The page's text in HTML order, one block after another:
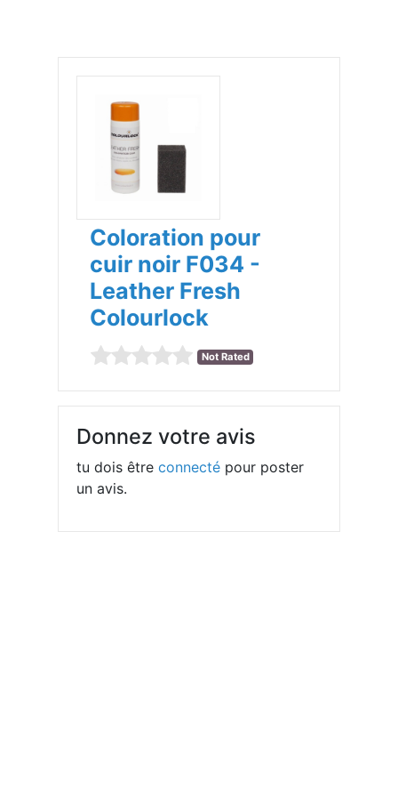
Coloration pour
cuir noir F034 -
Leather Fresh
Colourlock
Not Rated
Donnez votre avis
tu dois êtreconnecté pour poster
un avis.